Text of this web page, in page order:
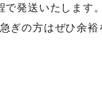
で発送いたしま
ぎの方はぜひ余裕